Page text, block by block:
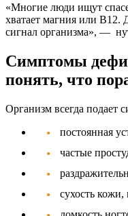
«Многие люди ищут
хватает магния или B12.
сигнал организма», —
Симптомы
понять, что
Организм всегда подает
постоянная
частые
сухость